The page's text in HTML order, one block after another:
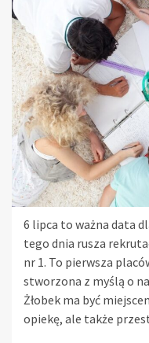
6 lipca to ważna data
tego dnia rusza
nr 1. To pierwsza
stworzona z myślą o
Żłobek ma być
opiekę, ale także